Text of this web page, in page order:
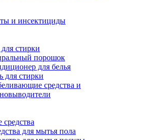
и инсектициды
стирки
порошок
для белья
для стирки
средства и
для мытья пола